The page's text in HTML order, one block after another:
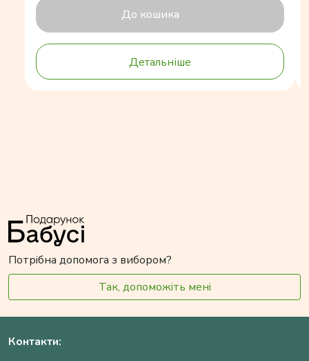
До кошика
Детальніше
Потрібна допомога з вибором?
Так, допоможіть мені
Контакти: